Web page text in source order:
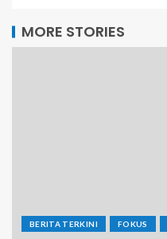
MORE STORIES
BERITA TERKINI FOKUS